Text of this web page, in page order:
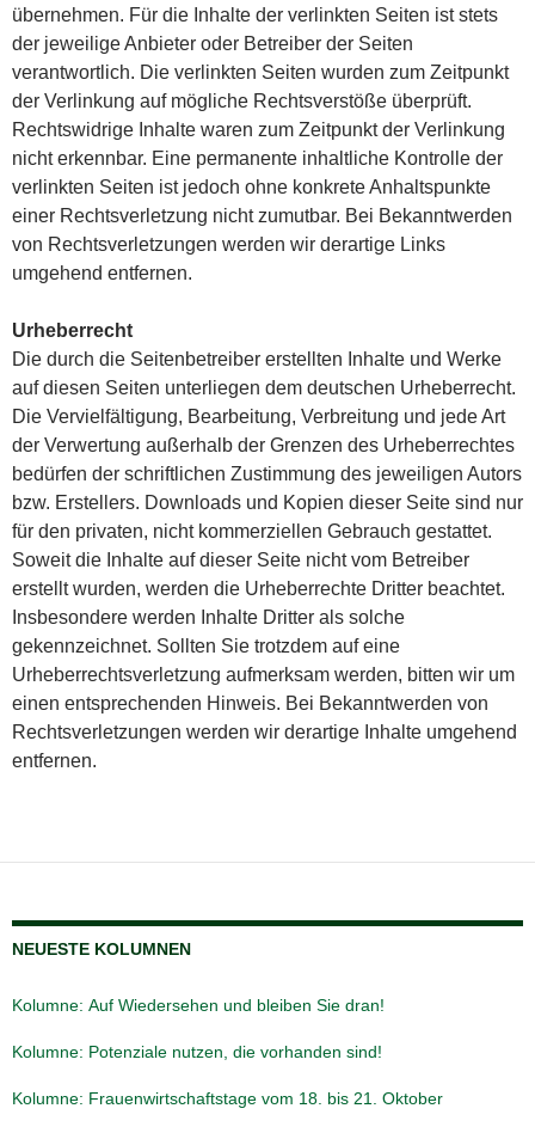
übernehmen. Für die Inhalte der verlinkten Seiten ist stets
der jeweilige Anbieter oder Betreiber der Seiten
verantwortlich. Die verlinkten Seiten wurden zum Zeitpunkt
der Verlinkung auf mögliche Rechtsverstöße überprüft.
Rechtswidrige Inhalte waren zum Zeitpunkt der Verlinkung
nicht erkennbar. Eine permanente inhaltliche Kontrolle der
verlinkten Seiten ist jedoch ohne konkrete Anhaltspunkte
einer Rechtsverletzung nicht zumutbar. Bei Bekanntwerden
von Rechtsverletzungen werden wir derartige Links
umgehend entfernen.
Urheberrecht
Die durch die Seitenbetreiber erstellten Inhalte und Werke
auf diesen Seiten unterliegen dem deutschen Urheberrecht.
Die Vervielfältigung, Bearbeitung, Verbreitung und jede Art
der Verwertung außerhalb der Grenzen des Urheberrechtes
bedürfen der schriftlichen Zustimmung des jeweiligen Autors
bzw. Erstellers. Downloads und Kopien dieser Seite sind nur
für den privaten, nicht kommerziellen Gebrauch gestattet.
Soweit die Inhalte auf dieser Seite nicht vom Betreiber
erstellt wurden, werden die Urheberrechte Dritter beachtet.
Insbesondere werden Inhalte Dritter als solche
gekennzeichnet. Sollten Sie trotzdem auf eine
Urheberrechtsverletzung aufmerksam werden, bitten wir um
einen entsprechenden Hinweis. Bei Bekanntwerden von
Rechtsverletzungen werden wir derartige Inhalte umgehend
entfernen.
NEUESTE KOLUMNEN
Kolumne: Auf Wiedersehen und bleiben Sie dran!
Kolumne: Potenziale nutzen, die vorhanden sind!
Kolumne: Frauenwirtschaftstage vom 18. bis 21. Oktober